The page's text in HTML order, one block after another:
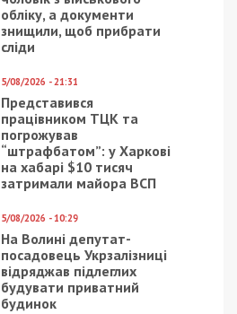
обліку, а документи
знищили, щоб прибрати
сліди
5/08/2026 - 21:31
Представився
працівником ТЦК та
погрожував
“штрафбатом”: у Харкові
на хабарі $10 тисяч
затримали майора ВСП
5/08/2026 - 10:29
На Волині депутат-
посадовець Укрзалізниці
відряджав підлеглих
будувати приватний
будинок